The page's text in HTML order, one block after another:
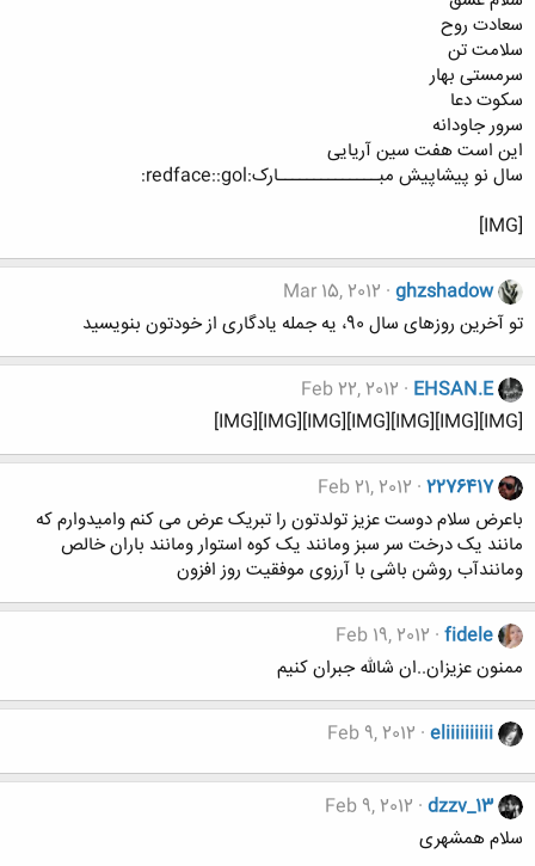
سعادت روح
سلامت تن
سرمستی بهار
سکوت دعا
سرور جاودانه
این است هفت سین آریایی
سال نو پيشاپيش مبــــــــــــــارک:redface::gol:
[IMG]
ghzshadow
Mar 15, 2012
تو آخرین روزهای سال 90، یه جمله یادگاری از خودتون بنویسید
EHSAN.E
Feb 22, 2012
[IMG][IMG][IMG][IMG][IMG][IMG][IMG]
2276417
Feb 21, 2012
باعرض سلام دوست عزیز تولدتون را تبریک عرض می کنم وامیدوارم که
مانند یک درخت سر سبز ومانند یک کوه استوار ومانند باران خالص
ومانندآب روشن باشی با آرزوی موفقیت روز افزون
fidele
Feb 19, 2012
ممنون عزیزان..ان شالله جبران کنیم
eliiiiiiiiii
Feb 9, 2012
dzzv_13
Feb 9, 2012
سلام همشهری